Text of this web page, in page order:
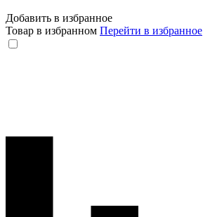
Добавить в избранное
Товар в избранном Перейти в избранное